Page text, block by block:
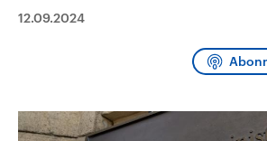
CDU, SPD und FDP regiert.-
Wahlprogramme, aktuelle Berichte
und Hintergründe zu den Parteien
und Kandidaten der anstehenden
Programm
12.09.2024